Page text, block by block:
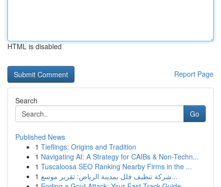
HTML is disabled
Report Page
Search
Go
Published News
1 Tieflings: Origins and Tradition
1 Navigating AI: A Strategy for CAIBs & Non-Techn...
1 Tuscaloosa SEO Ranking Nearby Firms in the ...
1
شركة تنظيف فلل بمدينة الرياض: تقرير موسع...